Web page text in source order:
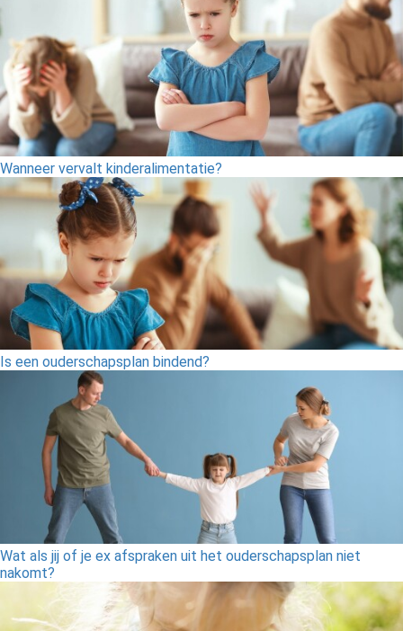
Wanneer vervalt kinderalimentatie?
Is een ouderschapsplan bindend?
Wat als jij of je ex afspraken uit het ouderschapsplan niet
nakomt?